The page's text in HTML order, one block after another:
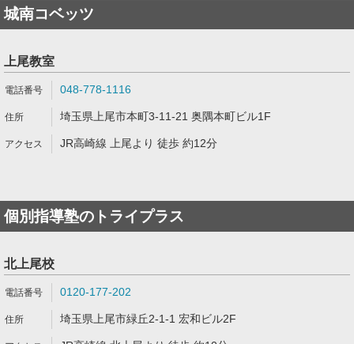
城南コベッツ
上尾教室
048-778-1116
埼玉県上尾市本町3-11-21 奥隅本町ビル1F
JR高崎線 上尾より 徒歩 約12分
個別指導塾のトライプラス
北上尾校
0120-177-202
埼玉県上尾市緑丘2-1-1 宏和ビル2F